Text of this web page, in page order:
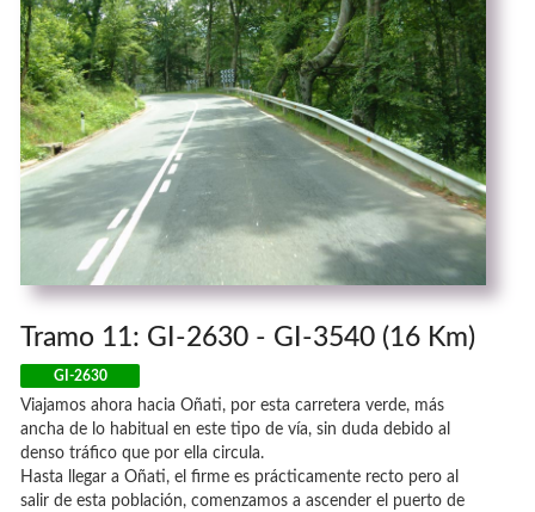
Tramo 11: GI-2630 - GI-3540 (16 Km)
GI-2630
Viajamos ahora hacia Oñati, por esta carretera verde, más
ancha de lo habitual en este tipo de vía, sin duda debido al
denso tráfico que por ella circula.
Hasta llegar a Oñati, el firme es prácticamente recto pero al
salir de esta población, comenzamos a ascender el puerto de